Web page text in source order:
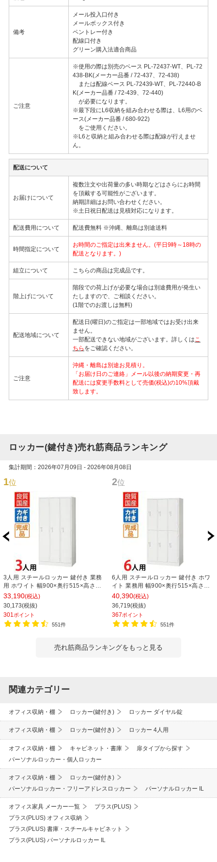
備考
メール投入口付き
メールボックス付き
ペントレー付き
配線口付き
グリーン購入法適合商品
ご注意
※使用の際は別売のベース PL-72437-WT、PL-72
438-BK(メーカー品番 / 72-437、72-438)
または配線ベース PL-72439-WT、PL-72440-B
K(メーカー品番 / 72-439、72-440)
が必要になります。
※最下段にL6収納を組み合わせる際は、L6用のベ
ース(メーカー品番 / 680-922)
をご使用ください。
※L6と収納と組み合わせる際は配線が行えませ
ん。
配送について
お届けについて
複数注文や出荷量の多い時期などはさらにお時間
を頂戴する可能性がございます。
納期詳細はお問い合わせください。
※土日祝日配送は見積対応になります。
配送費用について 配送費無料 ※沖縄、離島は別途送料
時間指定について
お時間のご指定は出来ません。(平日9時～18時の
配送となります。)
組立について こちらの商品は完成品です。
階上げについて
階段での荷上げが必要な場合は別途費用が発生い
たしますので、ご相談ください。
(1階でのお渡しは無料)
配送地域について
配送日(曜日)のご指定は一部地域ではお受け出来
ません。
一部配送できない地域がございます。詳しくはこ
ちら をご確認ください。
ご注意
沖縄・離島は別途お見積り。
「お届け日のご連絡」メール以後の納期変更・再
配送には変更手数料として売価(税込)の10%頂戴
致します。
ロッカー(鍵付き)売れ筋商品ランキング
集計期間：2026年07月09日 - 2026年08月08日
1位
3人用 スチールロッカー 鍵付き 業務
用 ホワイト 幅900×奥行515×高さ
1790mm【国産】【完成品】 オフィ
スロッカー 下駄箱 シューズロッカー
更衣ロッカー
33,190(税込)
30,173(税抜)
301ポイント
551件
2位
6人用 スチールロッカー 鍵付き ホワ
イト 業務用 幅900×奥行515×高さ
1790mm【国産】【完成品】 オフィ
スロッカー 下駄箱 シューズロッカー
更衣ロッカー 収納 3列2段
40,390(税込)
36,719(税抜)
367ポイント
551件
売れ筋商品ランキングをもっと見る
関連カテゴリー
オフィス収納・棚 ロッカー(鍵付き) ロッカー ダイヤル錠
オフィス収納・棚 ロッカー(鍵付き) ロッカー 4人用
オフィス収納・棚 キャビネット・書庫
扉タイプから探す
パーソナルロッカー・個人ロッカー
オフィス収納・棚
ロッカー(鍵付き)
パーソナルロッカー・フリーアドレスロッカー
パーソナルロッカー IL
オフィス家具 メーカー一覧
プラス(PLUS)
プラス(PLUS) オフィス収納
プラス(PLUS) 書庫・スチールキャビネット
プラス(PLUS) パーソナルロッカー IL